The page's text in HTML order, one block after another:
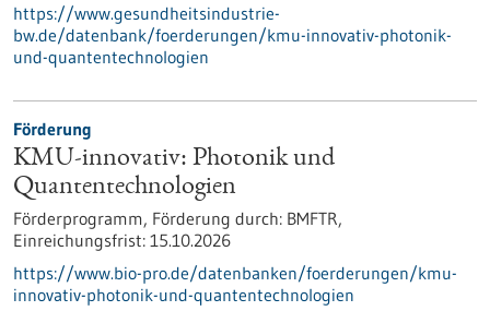
https://www.gesundheitsindustrie-
bw.de/datenbank/foerderungen/kmu-innovativ-photonik-
und-quantentechnologien
Förderung
KMU-innovativ: Photonik und
Quantentechnologien
Förderprogramm, Förderung durch: BMFTR,
Einreichungsfrist: 15.10.2026
https://www.bio-pro.de/datenbanken/foerderungen/kmu-
innovativ-photonik-und-quantentechnologien